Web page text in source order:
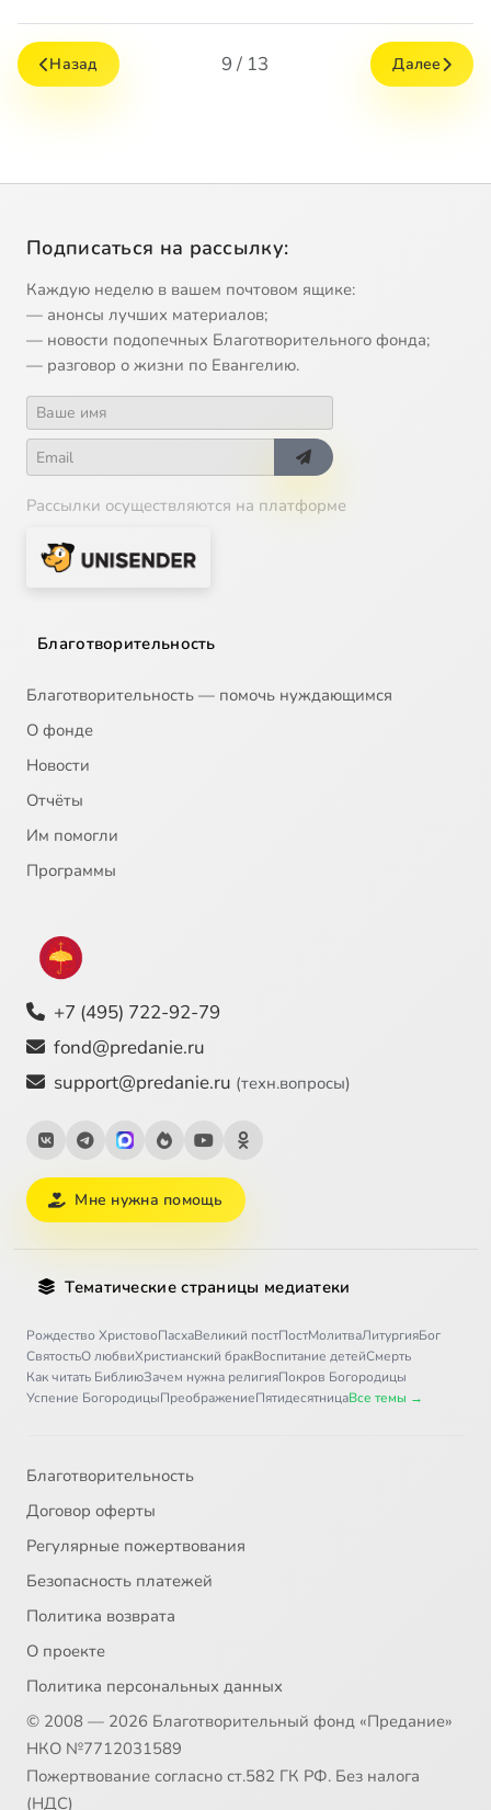
Назад 9 / 13 Далее
Подписаться на рассылку:
Каждую неделю в вашем почтовом ящике:
— анонсы лучших материалов;
— новости подопечных Благотворительного фонда;
— разговор о жизни по Евангелию.
Рассылки осуществляются на платформе
Благотворительность
Благотворительность — помочь нуждающимся
О фонде
Новости
Отчёты
Им помогли
Программы
+7 (495) 722-92-79
fond@predanie.ru
support@predanie.ru (техн.вопросы)
Мне нужна помощь
Тематические страницы медиатеки
Рождество ХристовоПасхаВеликий постПостМолитваЛитургияБог
СвятостьО любвиХристианский бракВоспитание детейСмерть
Как читать БиблиюЗачем нужна религияПокров Богородицы
Успение БогородицыПреображениеПятидесятницаВсе темы →
Благотворительность
Договор оферты
Регулярные пожертвования
Безопасность платежей
Политика возврата
О проекте
Политика персональных данных
© 2008 — 2026 Благотворительный фонд «Предание»
НКО №7712031589
Пожертвование согласно ст.582 ГК РФ. Без налога
(НДС)